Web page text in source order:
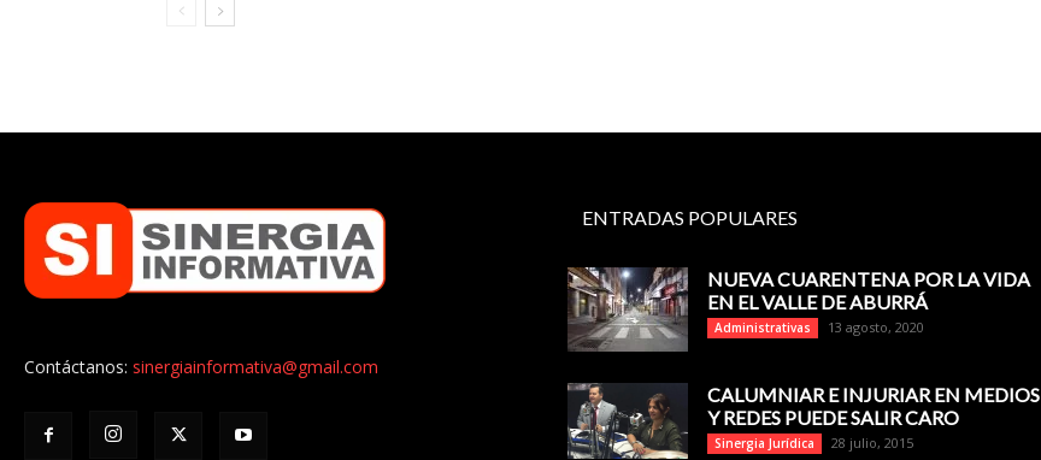
Contáctanos: sinergiainformativa@gmail.com
ENTRADAS POPULARES
NUEVA CUARENTENA POR LA VIDA
EN EL VALLE DE ABURRÁ
Administrativas 13 agosto, 2020
CALUMNIAR E INJURIAR EN MEDIOS
Y REDES PUEDE SALIR CARO
Sinergia Jurídica 28 julio, 2015